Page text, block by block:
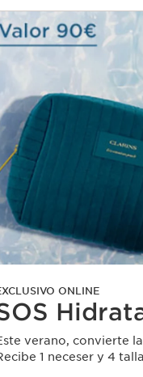
ONLINE
verano, convierte
1 neceser y 4